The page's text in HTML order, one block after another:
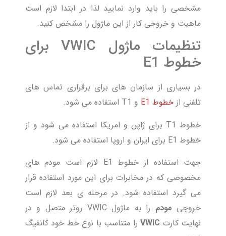
مشخصی را باید وارد نمایید لذا در ابتدا لازم است
ماهیت و خروجی کار از این ماژول را مشخص کنید.
تنظیمات ماژول VWIC برای
خطوط E1
در بسیاری از سازمان های برای برقراری تماس های
تلفنی از خطوط E1
و T1 استفاده می شود.
خطوط T1 برای ژاپن و امریکا استفاده می شود و از
خطوط E1 برای ایران و اروپا استفاده می شود.
جهت استفاده از خطوط E1 لازم است مودم های
مخصوصی که در مخابرات برای این مورد استفاده قرار
می گیرد استفاده شود. در مرحله ی بعد لازم است
خروجی مودم
را به ماژول VWIC روتر متصل و در
نهایت کارت VWICرا متناسب با نوع خط خود کانفیگ